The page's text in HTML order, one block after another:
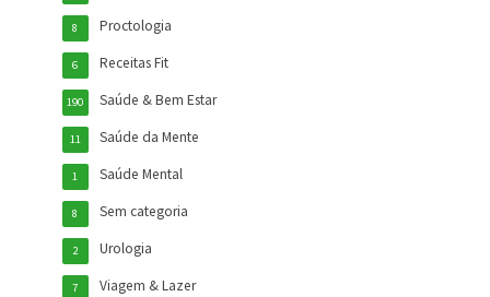
Proctologia
8
Receitas Fit
6
Saúde & Bem Estar
190
Saúde da Mente
11
Saúde Mental
1
Sem categoria
8
Urologia
2
Viagem & Lazer
7